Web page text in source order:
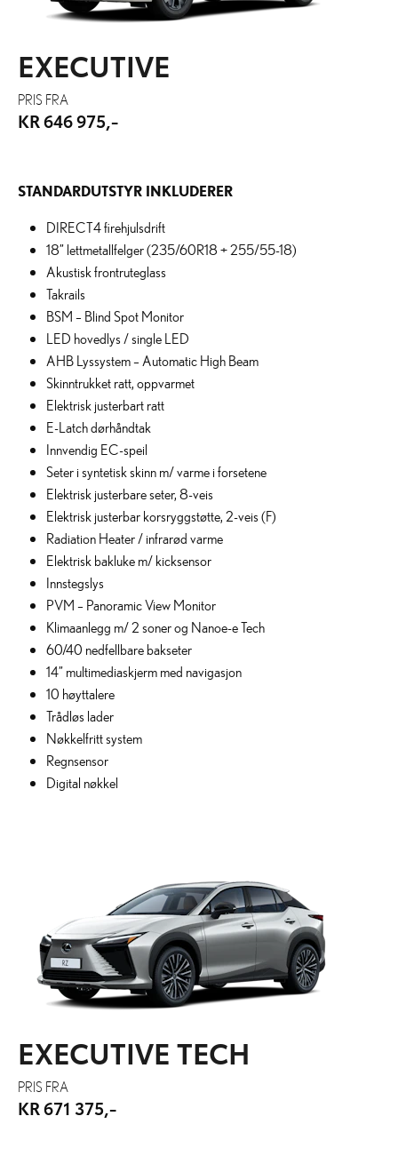
EXECUTIVE
PRIS FRA
KR 646 975,-
STANDARDUTSTYR INKLUDERER
DIRECT4 firehjulsdrift
18” lettmetallfelger (235/60R18 + 255/55-18)
Akustisk frontruteglass
Takrails
BSM – Blind Spot Monitor
LED hovedlys / single LED
AHB Lyssystem – Automatic High Beam
Skinntrukket ratt, oppvarmet
Elektrisk justerbart ratt
E-Latch dørhåndtak
Innvendig EC-speil
Seter i syntetisk skinn m/ varme i forsetene
Elektrisk justerbare seter, 8-veis
Elektrisk justerbar korsryggstøtte, 2-veis (F)
Radiation Heater / infrarød varme
Elektrisk bakluke m/ kicksensor
Innstegslys
PVM – Panoramic View Monitor
Klimaanlegg m/ 2 soner og Nanoe-e Tech
60/40 nedfellbare bakseter
14” multimediaskjerm med navigasjon
10 høyttalere
Trådløs lader
Nøkkelfritt system
Regnsensor
Digital nøkkel
EXECUTIVE TECH
PRIS FRA
KR 671 375,-